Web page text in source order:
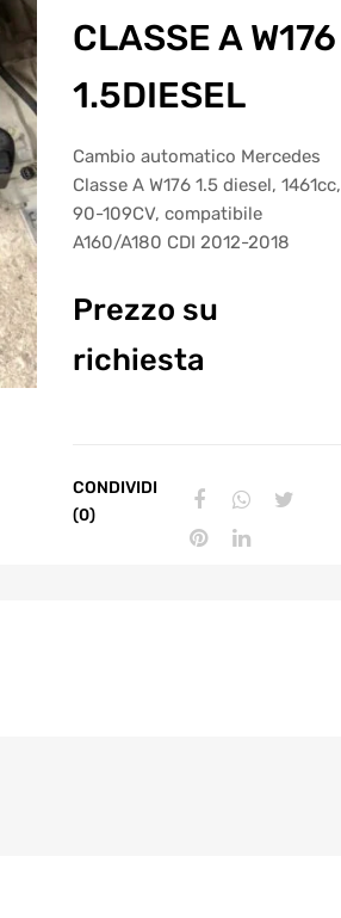
CLASSE A W176
1.5DIESEL
Cambio automatico Mercedes
Classe A W176 1.5 diesel, 1461cc,
90-109CV, compatibile
A160/A180 CDI 2012-2018
Prezzo su
richiesta
CONDIVIDI
(0)